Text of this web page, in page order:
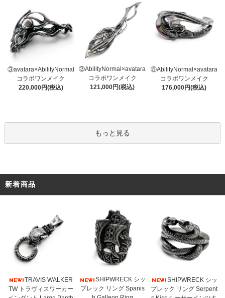
③avatara×AbilityNormal
コラボワンメイク
220,000円(税込)
③AbilityNormal×avatara
コラボワンメイク
121,000円(税込)
⑤AbilityNormal×avatara
コラボワンメイク
176,000円(税込)
もっと見る
新着商品
TRAVIS WALKER
TW トラヴィスワーカー
SHIPWRECK シッ
プレック リング Spanis
SHIPWRECK シッ
プレック リング Serpent